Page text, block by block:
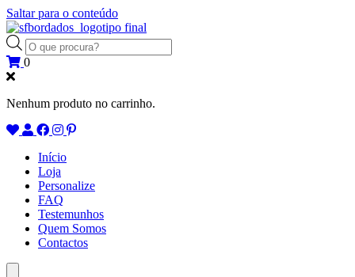
Saltar para o conteúdo
Products
search
0
Nenhum produto no carrinho.
Início
Loja
Personalize
FAQ
Testemunhos
Quem Somos
Contactos